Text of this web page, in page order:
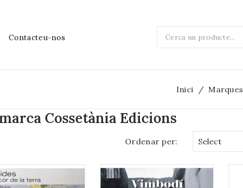
Contacteu-nos
Inici Marques
Cossetània Edicions
Ordenar per: Select